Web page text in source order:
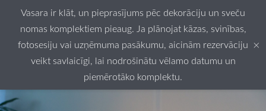
Vasara ir klāt, un pieprasījums pēc dekorāciju un sveču
nomas komplektiem pieaug. Ja plānojat kāzas, svinības,
fotosesiju vai uzņēmuma pasākumu, aicinām rezervāciju
veikt savlaicīgi, lai nodrošinātu vēlamo datumu un
piemērotāko komplektu.
×